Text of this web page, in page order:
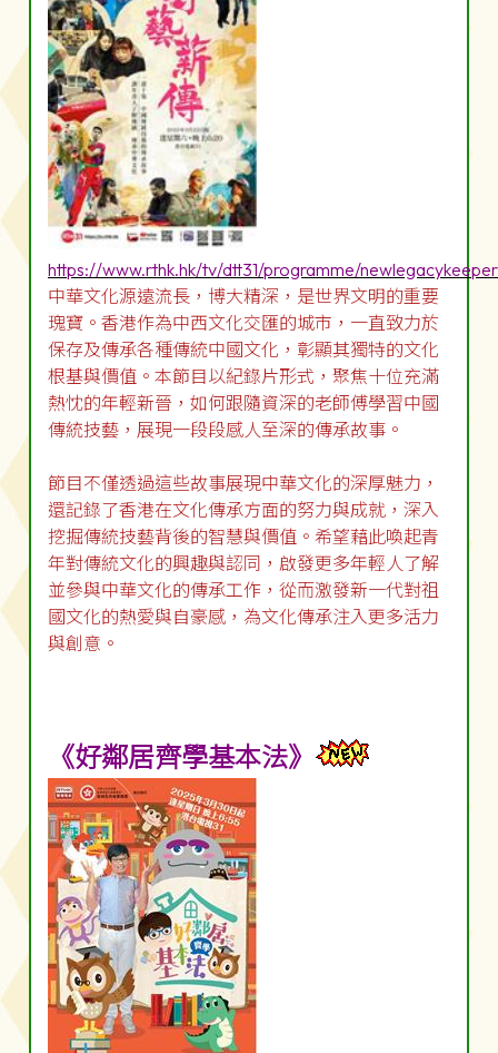
https://www.rthk.hk/tv/dtt31/programme/
中華文化源遠流長，博大精深，是世界文明的重要
瑰寶。香港作為中西文化交匯的城市，一直致力於
保存及傳承各種傳統中國文化，彰顯其獨特的文化
根基與價值。本節目以紀錄片形式，聚焦十位充滿
熱忱的年輕新晉，如何跟隨資深的老師傅學習中國
傳統技藝，展現一段段感人至深的傳承故事。
節目不僅透過這些故事展現中華文化的深厚魅力，
還記錄了香港在文化傳承方面的努力與成就，深入
挖掘傳統技藝背後的智慧與價值。希望藉此喚起青
年對傳統文化的興趣與認同，啟發更多年輕人了解
並參與中華文化的傳承工作，從而激發新一代對祖
國文化的熱愛與自豪感，為文化傳承注入更多活力
與創意。
《好鄰居齊學基本法》